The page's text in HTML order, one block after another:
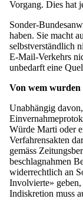
Vorgang. Dies hat
Sonder-
haben. Sie macht
selbstverständlich
E-Mail-Verkehrs
unbedarft eine
Von wem
Unabhängig
Würde Marti oder
Verfahrensakten
gemäss
beschlagnahmen
widerrechtlich an
Involvierte»
Indiskretion muss